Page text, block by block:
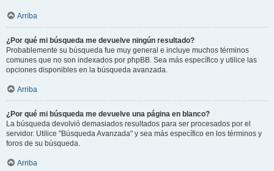
Arriba
¿Por qué mi búsqueda me devuelve ningún resultado?
Probablemente su búsqueda fue muy general e incluye muchos términos
comunes que no son indexados por phpBB. Sea más específico y utilice las
opciones disponibles en la búsqueda avanzada.
Arriba
¿Por qué mi búsqueda me devuelve una página en blanco?
La búsqueda devolvió demasiados resultados para ser procesados por el
servidor. Utilice "Búsqueda Avanzada" y sea más específico en los términos y
foros de su búsqueda.
Arriba